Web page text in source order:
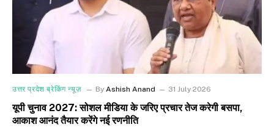
उत्तर प्रदेश ब्रेकिंग न्यूज़ By Ashish Anand 31 July 2026
यूपी चुनाव 2027: सोशल मीडिया के जरिए प्रचार तेज करेगी बसपा,
आकाश आनंद तैयार करेंगे नई रणनीति